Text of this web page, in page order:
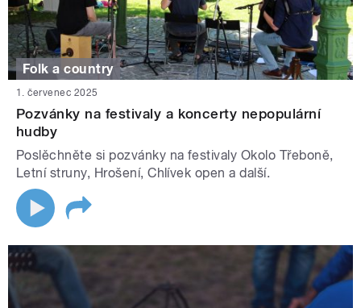
Folk a country
1. červenec 2025
Pozvánky na festivaly a koncerty nepopulární
hudby
Poslěchněte si pozvánky na festivaly Okolo Třeboně,
Letní struny, Hrošení, Chlívek open a další.